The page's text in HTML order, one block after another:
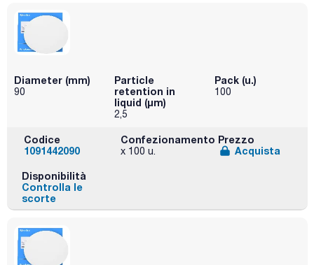
Diameter (mm)
90
Particle
retention in
liquid (μm)
2,5
Pack (u.)
100
Codice
1091442090
Confezionamento
x 100 u.
Prezzo
Acquista
Disponibilità
Controlla le
scorte